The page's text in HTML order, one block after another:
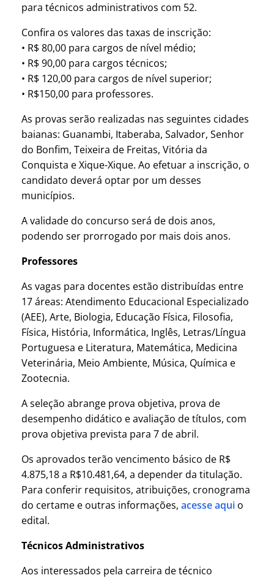
para técnicos administrativos com 52.
Confira os valores das taxas de inscrição:
• R$ 80,00 para cargos de nível médio;
• R$ 90,00 para cargos técnicos;
• R$ 120,00 para cargos de nível superior;
• R$150,00 para professores.
As provas serão realizadas nas seguintes cidades
baianas: Guanambi, Itaberaba, Salvador, Senhor
do Bonfim, Teixeira de Freitas, Vitória da
Conquista e Xique-Xique. Ao efetuar a inscrição, o
candidato deverá optar por um desses
municípios.
A validade do concurso será de dois anos,
podendo ser prorrogado por mais dois anos.
Professores
As vagas para docentes estão distribuídas entre
17 áreas: Atendimento Educacional Especializado
(AEE), Arte, Biologia, Educação Física, Filosofia,
Física, História, Informática, Inglês, Letras/Língua
Portuguesa e Literatura, Matemática, Medicina
Veterinária, Meio Ambiente, Música, Química e
Zootecnia.
A seleção abrange prova objetiva, prova de
desempenho didático e avaliação de títulos, com
prova objetiva prevista para 7 de abril.
Os aprovados terão vencimento básico de R$
4.875,18 a R$10.481,64, a depender da titulação.
Para conferir requisitos, atribuições, cronograma
do certame e outras informações, acesse aqui o
edital.
Técnicos Administrativos
Aos interessados pela carreira de técnico